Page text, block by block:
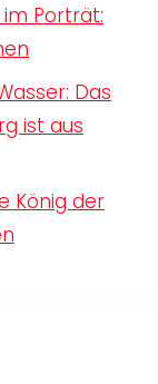
Porträt:
Das
ist aus
König der